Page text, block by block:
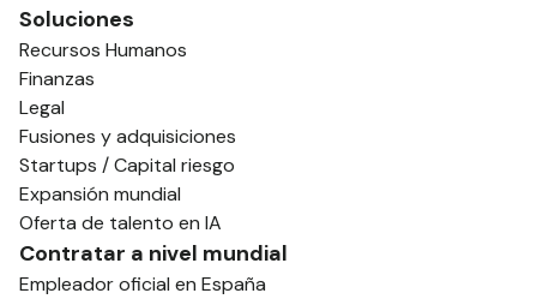
Soluciones
Recursos Humanos
Finanzas
Legal
Fusiones y adquisiciones
Startups / Capital riesgo
Expansión mundial
Oferta de talento en IA
Contratar a nivel mundial
Empleador oficial en España